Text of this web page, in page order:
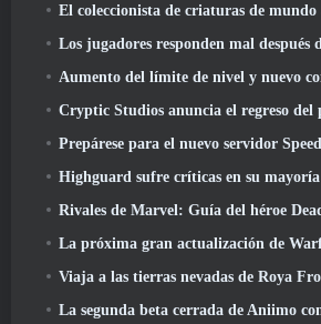
El coleccionista de criaturas de mundo abierto
Los jugadores responden mal después de que Daybreak anunciara planes para
Aumento del límite de nivel y nuevo contenido revelado en Phantasy Star
Cryptic Studios anuncia el regreso del pionero de los MMO Jack
Prepárese para el nuevo servidor Speed ​​de MU
Highguard sufre críticas en su mayoría
Rivales de Marvel: Guía del héroe
La próxima gran actualización de Warframe, “The
Viaja a las tierras nevadas de Roya Frostlands en
La segunda beta cerrada de Aniimo